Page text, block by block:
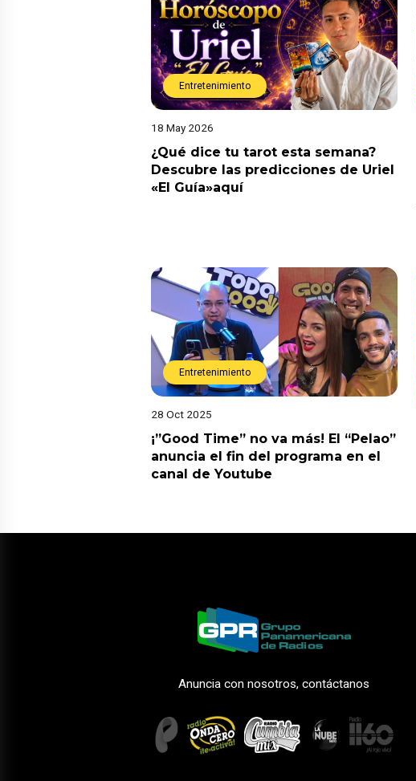
Entretenimiento
18 May 2026
¿Qué dice tu tarot esta semana?
Descubre las predicciones de Uriel
«El Guía»aquí
Entretenimiento
28 Oct 2025
¡”Good Time” no va más! El “Pelao”
anuncia el fin del programa en el
canal de Youtube
Anuncia con nosotros, contáctanos